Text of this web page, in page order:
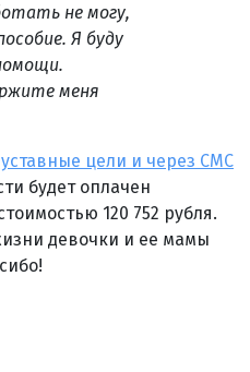
не могу,
Я буду
меня
цели и через СМС
будет оплачен
120 752 рубля.
девочки и ее мамы